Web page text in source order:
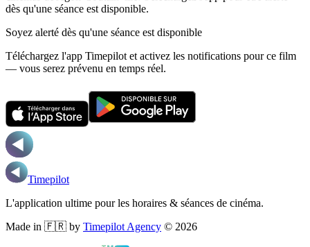
dès qu'une séance est disponible.
Soyez alerté dès qu'une séance est disponible
Téléchargez l'app Timepilot et activez les notifications pour ce film
— vous serez prévenu en temps réel.
Timepilot
L'application ultime pour les horaires & séances de cinéma.
Made in 🇫🇷 by Timepilot Agency © 2026